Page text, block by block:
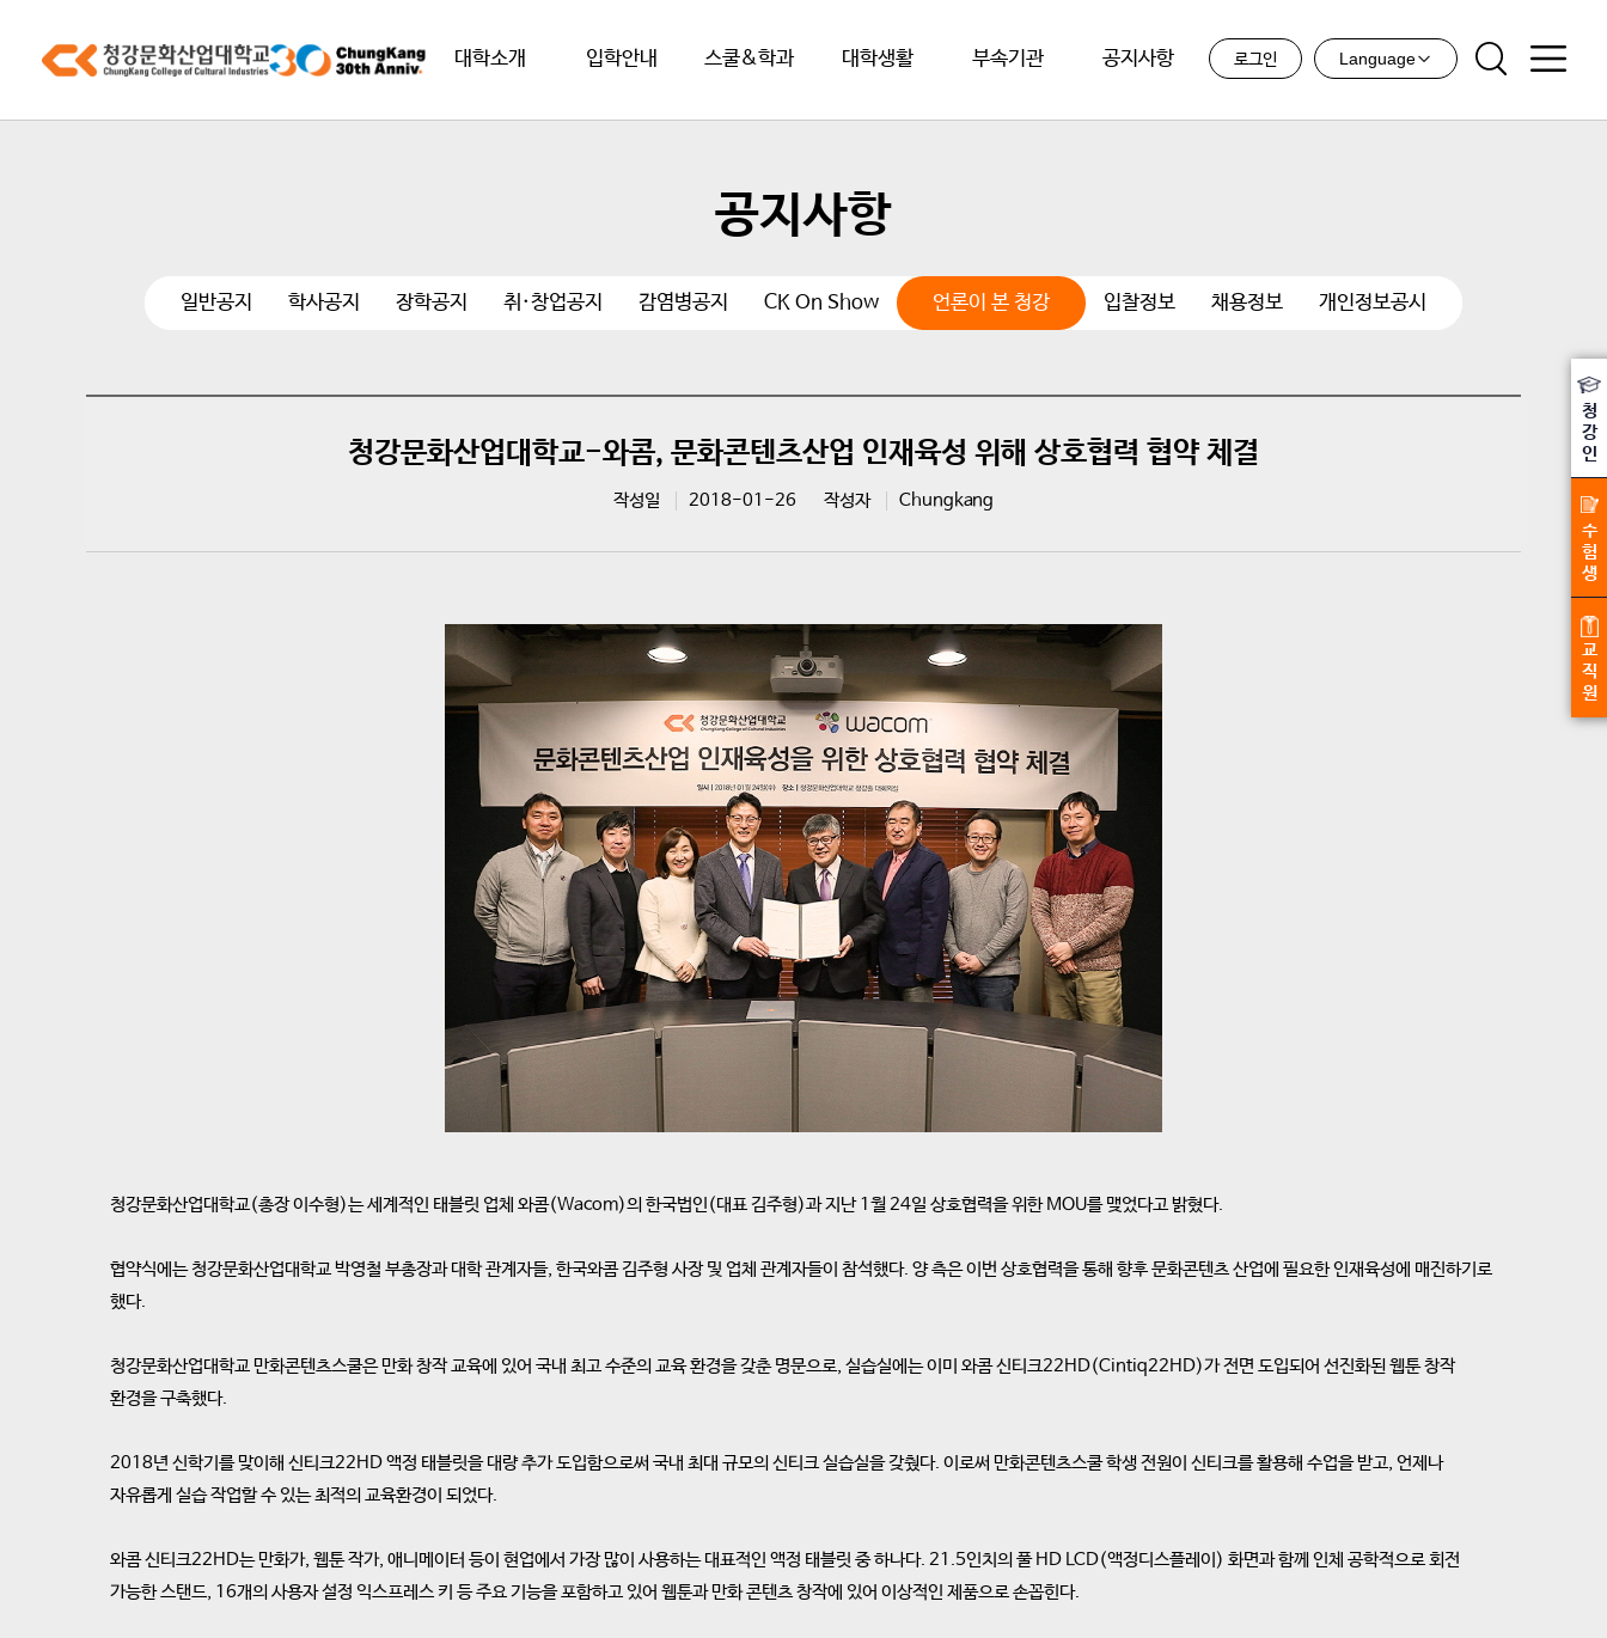
대학소개 입학안내 스쿨&학과 대학생활 부속기관 공지사항 로그인 Language
공지사항
일반공지 학사공지 장학공지 취·창업공지 감염병공지 CK On Show 언론이 본 청강 입찰정보 채용정보 개인정보공시
청강문화산업대학교-와콤, 문화콘텐츠산업 인재육성 위해 상호협력 협약 체결
작성일 2018-01-26 작성자 Chungkang
청강문화산업대학교(총장 이수형)는 세계적인 태블릿 업체 와콤(Wacom)의 한국법인(대표 김주형)과 지난 1월 24일 상호협력을 위한 MOU를 맺었다고 밝혔다.
협약식에는 청강문화산업대학교 박영철 부총장과 대학 관계자들, 한국와콤 김주형 사장 및 업체 관계자들이 참석했다. 양 측은 이번 상호협력을 통해 향후 문화콘텐츠 산업에 필요한 인재육성에 매진하기로
했다.
청강문화산업대학교 만화콘텐츠스쿨은 만화 창작 교육에 있어 국내 최고 수준의 교육 환경을 갖춘 명문으로, 실습실에는 이미 와콤 신티크22HD(Cintiq22HD)가 전면 도입되어 선진화된 웹툰 창작
환경을 구축했다.
2018년 신학기를 맞이해 신티크22HD 액정 태블릿을 대량 추가 도입함으로써 국내 최대 규모의 신티크 실습실을 갖췄다. 이로써 만화콘텐츠스쿨 학생 전원이 신티크를 활용해 수업을 받고, 언제나
자유롭게 실습 작업할 수 있는 최적의 교육환경이 되었다.
와콤 신티크22HD는 만화가, 웹툰 작가, 애니메이터 등이 현업에서 가장 많이 사용하는 대표적인 액정 태블릿 중 하나다. 21.5인치의 풀 HD LCD(액정디스플레이) 화면과 함께 인체 공학적으로 회전
가능한 스탠드, 16개의 사용자 설정 익스프레스 키 등 주요 기능을 포함하고 있어 웹툰과 만화 콘텐츠 창작에 있어 이상적인 제품으로 손꼽힌다.
청
강
인
수
험
생
교
직
원